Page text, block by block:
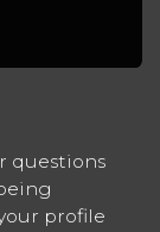
questions
profile